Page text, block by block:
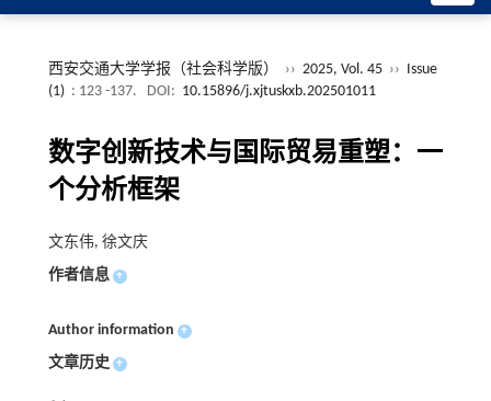
西安交通大学学报（社会科学版） ›› 2025, Vol. 45 ›› Issue
(1) : 123 -137. DOI: 10.15896/j.xjtuskxb.202501011
数字创新技术与国际贸易重塑：一
个分析框架
文东伟, 徐文庆
作者信息 +
Author information +
文章历史 +